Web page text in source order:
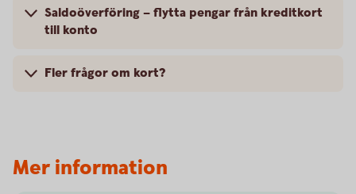
Saldoöverföring – flytta pengar från kreditkort
till konto
Fler frågor om kort?
Mer information